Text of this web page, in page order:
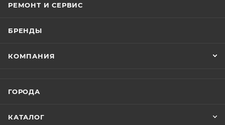
РЕМОНТ И СЕРВИС
БРЕНДЫ
КОМПАНИЯ
ГОРОДА
КАТАЛОГ